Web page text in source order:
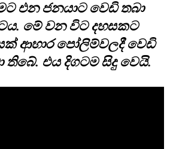
එන ජනයාට වෙඩි තබා
මේ වන විට දහසකට
ආහාර පෝලිම්වලදී වෙඩි
තිබේ. එය දිගටම සිදු වෙයි.